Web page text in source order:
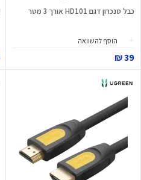
כבל סנכרון דגם HD101 אורך 3 מטר
הוסף להשוואה
39 ₪